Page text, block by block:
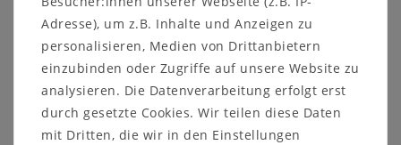
Details:
Selbsteinzug
1 Tür, dahinter 1 Einlegeboden
Maße:
Breite: 105 cm
Adresse), um z.B. Inhalte und Anzeigen zu
personalisieren, Medien von Drittanbietern
einzubinden oder Zugriffe auf unsere Website zu
analysieren. Die Datenverarbeitung erfolgt erst
durch gesetzte Cookies. Wir teilen diese Daten
mit Dritten, die wir in den Einstellungen